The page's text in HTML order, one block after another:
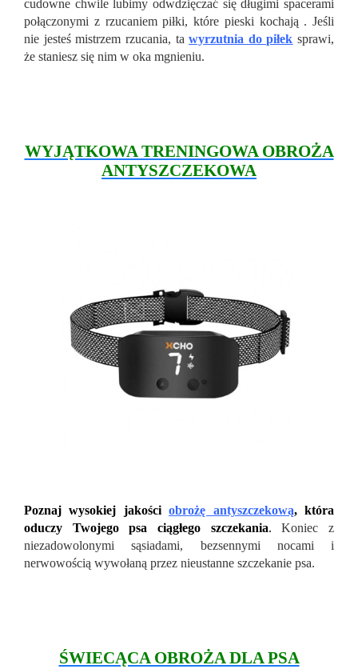
cudowne chwile lubimy odwdzięczać się długimi spacerami
połączonymi z rzucaniem piłki, które pieski kochają . Jeśli
nie jesteś mistrzem rzucania, tawyrzutnia do piłek sprawi,
że staniesz się nim w oka mgnieniu.
WYJĄTKOWA TRENINGOWA OBROŻA
ANTYSZCZEKOWA
Poznaj wysokiej jakości obrożę antyszczekową, która
oduczy Twojego psa ciągłego szczekania. Koniec z
niezadowolonymi sąsiadami, bezsennymi nocami i
nerwowością wywołaną przez nieustanne szczekanie psa.
ŚWIECĄCA OBROŻA DLA PSA